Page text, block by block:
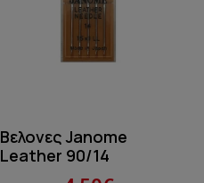
Βελονες Janome
Leather 90/14